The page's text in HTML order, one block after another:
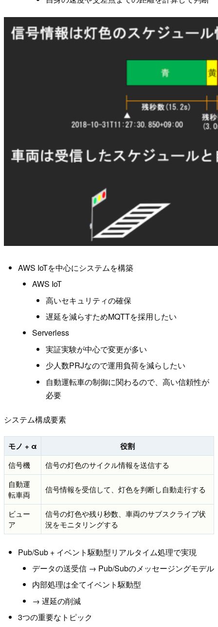
AWS IoTを中心にシステムを構築
AWS IoT
高いセキュリティの確保
遅延を減らすためMQTTを採用したい
Serverless
実証実験が中心で変更が多い
少人数PRJなので運用負荷を減らしたい
自動運転車の制御に関わるので、高い信頼性が
必要
システム構成要素
モノ + α 役割
信号機
信号の灯色のサイクル情報を送信する
自動運
転車両
信号情報を受信して、灯色を判断し自動走行する
ビュー
ア
信号の灯色や残り秒数、車両のサブスクライブ状
況をモニタリングする
Pub/Sub + イベント駆動型リアルタイム処理で実現
データの送受信 → Pub/Subのメッセージングモデル
内部処理は全てイベント駆動型
→ 遅延の削減
3つの重要なトピック